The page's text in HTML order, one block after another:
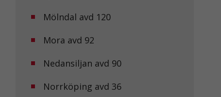
Mölndal avd 120
Mora avd 92
Nedansiljan avd 90
Norrköping avd 36